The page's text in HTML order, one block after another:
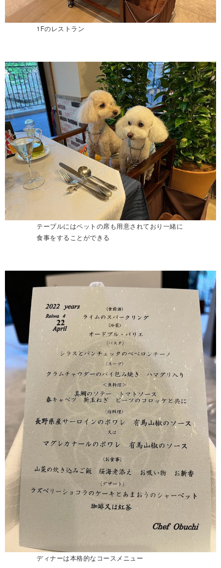
1Fのレストラン
テーブルにはペットの席も用意されており一緒に
食事をすることができる
ディナーは本格的なコースメニュー